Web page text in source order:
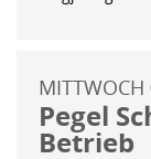
MITTWOCH
Pegel
Betrieb